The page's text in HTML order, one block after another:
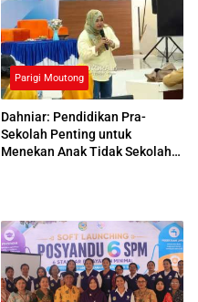
Parigi Moutong
Dahniar: Pendidikan Pra-
Sekolah Penting untuk
Menekan Anak Tidak Sekolah